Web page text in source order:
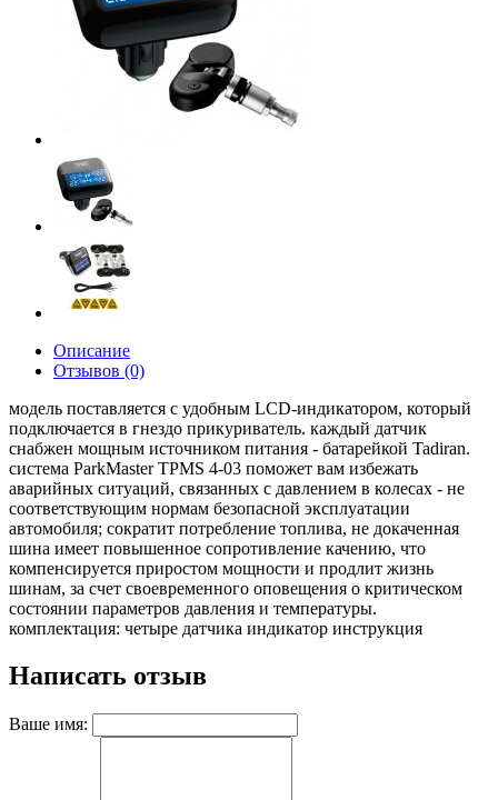
Описание
Отзывов (0)
модель поставляется с удобным LCD-индикатором, который
подключается в гнездо прикуриватель. каждый датчик
снабжен мощным источником питания - батарейкой Tadiran.
система ParkMaster TPMS 4-03 поможет вам избежать
аварийных ситуаций, связанных с давлением в колесах - не
соответствующим нормам безопасной эксплуатации
автомобиля; сократит потребление топлива, не докаченная
шина имеет повышенное сопротивление качению, что
компенсируется приростом мощности и продлит жизнь
шинам, за счет своевременного оповещения о критическом
состоянии параметров давления и температуры.
комплектация: четыре датчика индикатор инструкция
Написать отзыв
Ваше имя: